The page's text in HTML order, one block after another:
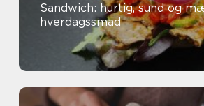
Sandwich: hurtig, sund og
hverdagssmad